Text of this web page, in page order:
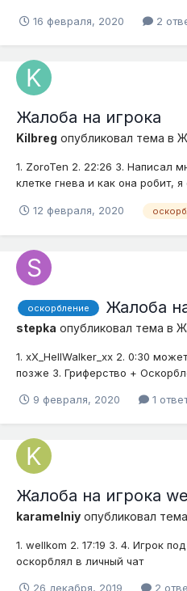
меня, и оскорбил. 4.
16 февраля, 2020 2
Жалоба на игрока
Kilbreg опубликовал тема в
1. ZoroTen 2. 22:26 3. Написал
клетке гнева и как она робит,
12 февраля, 2020
оскорбление Жалоба
stepka опубликовал тема в
1. xX_HellWalker_xx 2. 0:30
позже 3. Гриферство +
9 февраля, 2020 1
Жалоба на игрока
karamelniy опубликовал
1. wellkom 2. 17:19 3. 4. Игрок
оскорблял в личный чат
26 декабря, 2019 2